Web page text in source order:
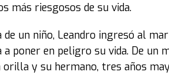
más riesgosos de su vida.
de un niño, Leandro ingresó al
poner en peligro su vida. De un
y su hermano, tres años